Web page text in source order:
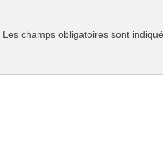
Les champs obligatoires sont